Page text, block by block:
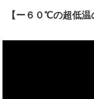
【ー６０℃の超低温